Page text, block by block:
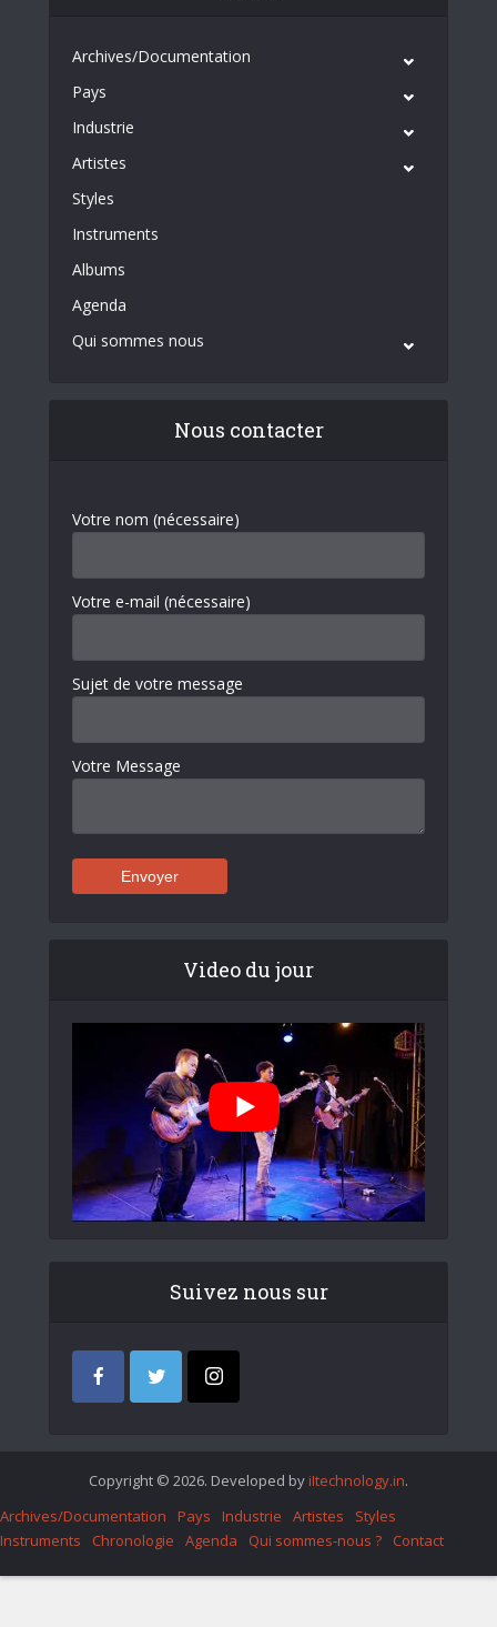
Archives/Documentation
Pays
Industrie
Artistes
Styles
Instruments
Albums
Agenda
Qui sommes nous
Nous contacter
Votre nom (nécessaire)
Votre e-mail (nécessaire)
Sujet de votre message
Votre Message
Video du jour
Suivez nous sur
Copyright © 2026. Developed by iItechnology.in.
Archives/Documentation
Pays Industrie Artistes
Styles
Instruments
Chronologie Agenda Qui sommes-nous ? Contact